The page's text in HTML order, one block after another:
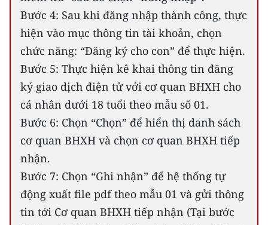
Bước 4: Sau khi đăng nhập thành công, thực
hiện vào mục thông tin tài khoản, chọn
chức năng: “Đăng ký cho con” để thực hiện.
Bước 5: Thực hiện kê khai thông tin đăng
ký giao dịch điện tử với cơ quan BHXH cho
cá nhân dưới 18 tuổi theo mẫu số 01.
Bước 6: Chọn “Chọn” để hiển thị danh sách
cơ quan BHXH và chọn cơ quan BHXH tiếp
nhận.
Bước 7: Chọn “Ghi nhận” để hệ thống tự
động xuất file pdf theo mẫu 01 và gửi thông
tin tới Cơ quan BHXH tiếp nhận (Tại bước